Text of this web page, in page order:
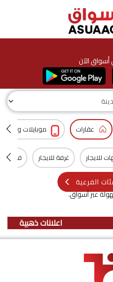
الآن
عقارات موبايلات و
للايجار غرفة للايجار فلل
الفرعية
عبر أسواق.
اعلانات ذهبية